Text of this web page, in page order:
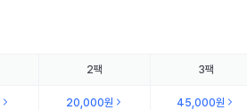
2팩 3팩
20,000원 45,000원